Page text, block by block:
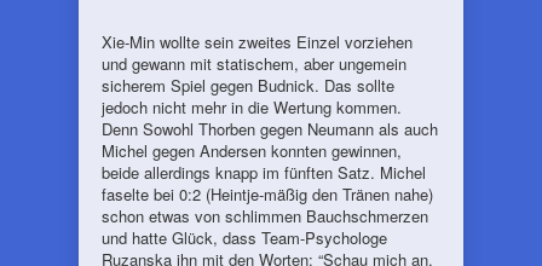
Xie-Min wollte sein zweites Einzel vorziehen
und gewann mit statischem, aber ungemein
sicherem Spiel gegen Budnick. Das sollte
jedoch nicht mehr in die Wertung kommen.
Denn Sowohl Thorben gegen Neumann als auch
Michel gegen Andersen konnten gewinnen,
beide allerdings knapp im fünften Satz. Michel
faselte bei 0:2 (Heintje-mäßig den Tränen nahe)
schon etwas von schlimmen Bauchschmerzen
und hatte Glück, dass Team-Psychologe
Ruzanska ihn mit den Worten: “Schau mich an,